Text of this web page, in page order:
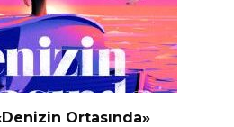
Ortasında»